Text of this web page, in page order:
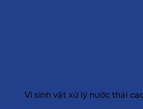
Vi sinh vật xử lý nước thải